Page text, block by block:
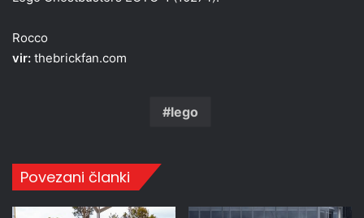
Rocco
vir: thebrickfan.com
lego
Povezani članki